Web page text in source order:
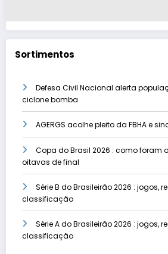
Sortimentos
Defesa Civil Nacional alerta
ciclone bomba
AGERGS acolhe pleito da FBHA e
Copa do Brasil 2026 : como foram
oitavas de final
Série B do Brasileirão 2026 : jogos,
classificação
Série A do Brasileirão 2026 : jogos,
classificação